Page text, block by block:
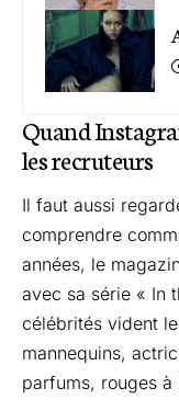
Quand
les recruteurs
Il faut aussi
comprendre
années, le
avec sa série « In
célébrités vident
mannequins,
parfums, rouges